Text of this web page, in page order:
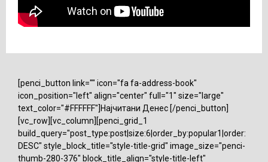
[penci_button link="" icon="fa fa-address-book"
icon_position="left" align="center" full="1" size="large"
text_color="#FFFFFF"]Најчитани Денес [/penci_button]
[vc_row][vc_column][penci_grid_1
build_query="post_type:post|size:6|order_by:popular1|order:
DESC" style_block_title="style-title-grid" image_size="penci-
thumb-280-376" block_title_align="style-title-left"